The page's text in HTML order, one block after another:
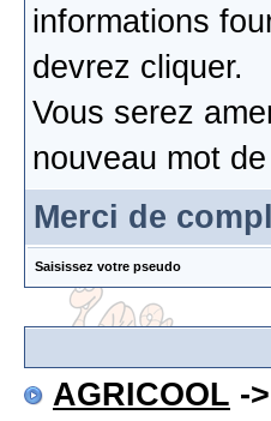
informations
devrez cliquer.
Vous serez
nouveau mot
Merci de
Saisissez votre pseudo
AGRICOOL -